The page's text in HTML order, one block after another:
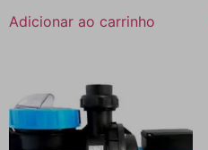
Adicionar ao carrinho